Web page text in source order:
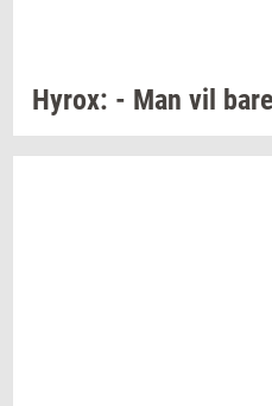
Hyrox: - Man vil